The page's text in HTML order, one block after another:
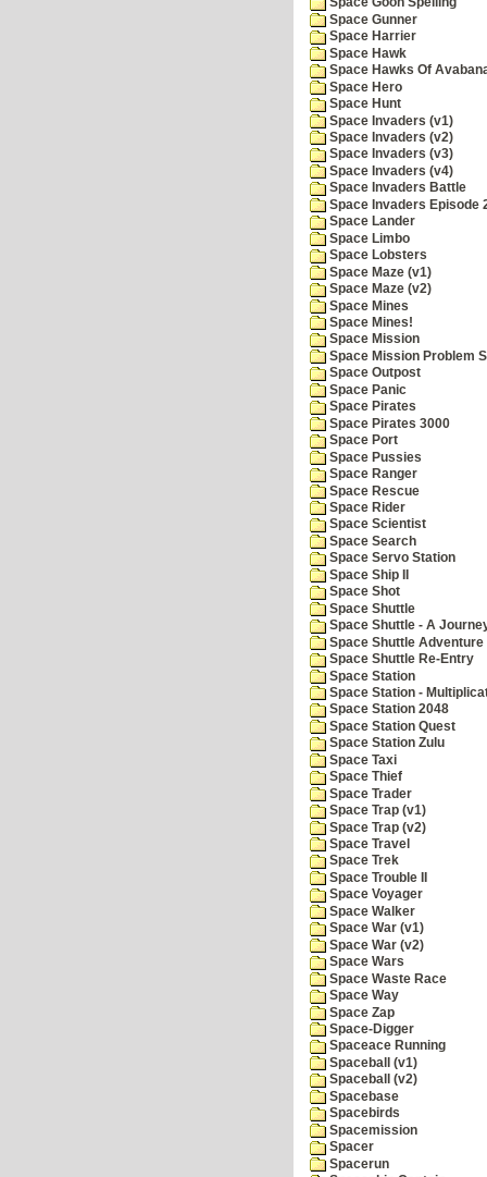
Space Gunner
Space Harrier
Space Hawk
Space Hawks Of
Space Hero
Space Hunt
Space Invaders (v1)
Space Invaders (v2)
Space Invaders (v3)
Space Invaders (v4)
Space Invaders Battle
Space Invaders Episode
Space Lander
Space Limbo
Space Lobsters
Space Maze (v1)
Space Maze (v2)
Space Mines
Space Mines!
Space Mission
Space Mission Problem
Space Outpost
Space Panic
Space Pirates
Space Pirates 3000
Space Port
Space Pussies
Space Ranger
Space Rescue
Space Rider
Space Scientist
Space Search
Space Servo Station
Space Ship II
Space Shot
Space Shuttle
Space Shuttle - A
Space Shuttle Adventure
Space Shuttle Re-Entry
Space Station
Space Station -
Space Station 2048
Space Station Quest
Space Station Zulu
Space Taxi
Space Thief
Space Trader
Space Trap (v1)
Space Trap (v2)
Space Travel
Space Trek
Space Trouble II
Space Voyager
Space Walker
Space War (v1)
Space War (v2)
Space Wars
Space Waste Race
Space Way
Space Zap
Space-Digger
Spaceace Running
Spaceball (v1)
Spaceball (v2)
Spacebase
Spacebirds
Spacemission
Spacer
Spacerun